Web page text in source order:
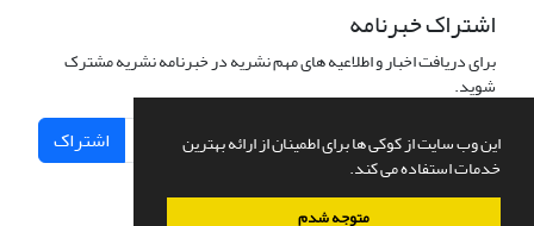
این وب سایت از کوکی ها برای اطمینان از ارائه بهترین
خدمات استفاده می کند.
متوجه شدم
اشتراک خبرنامه
برای دریافت اخبار و اطلاعیه های مهم نشریه در خبرنامه نشریه مشترک
شوید.
اشتراک